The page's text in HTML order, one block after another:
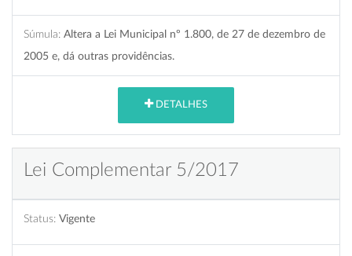
Súmula: Altera a Lei Municipal nº 1.800, de 27 de dezembro de
2005 e, dá outras providências.
DETALHES
Lei Complementar 5/2017
Status: Vigente